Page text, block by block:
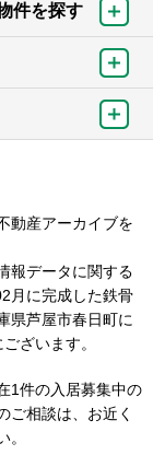
件を探す
動産アーカイブを
報データに関する
月に完成した鉄骨
県芦屋市春日町に
ざいます。
1件の入居募集中の
ご相談は、お近く